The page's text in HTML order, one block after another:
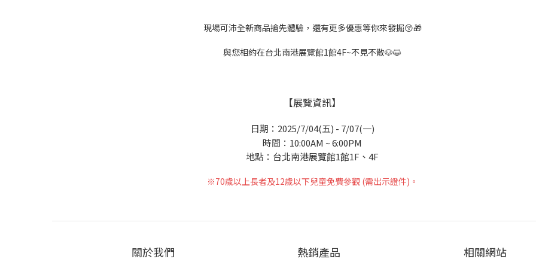
現場可沛全新商品搶先體驗，還有更多優惠等你來發掘😚🎁
與您相約在台北南港展覽館1館4F~不見不散🐶😺
【展覽資訊】
日期：2025/7/04(五) - 7/07(一)
時間：10:00AM ~ 6:00PM
地點：台北南港展覽館1館1F、4F
※70歲以上長者及12歲以下兒童免費參觀 (需出示證件)。
關於我們 熱銷產品 相關網站